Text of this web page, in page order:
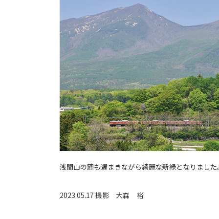
浅間山の麓も遅まきながら綺麗な新緑となりました
2023.05.17 撮影 大森 裕